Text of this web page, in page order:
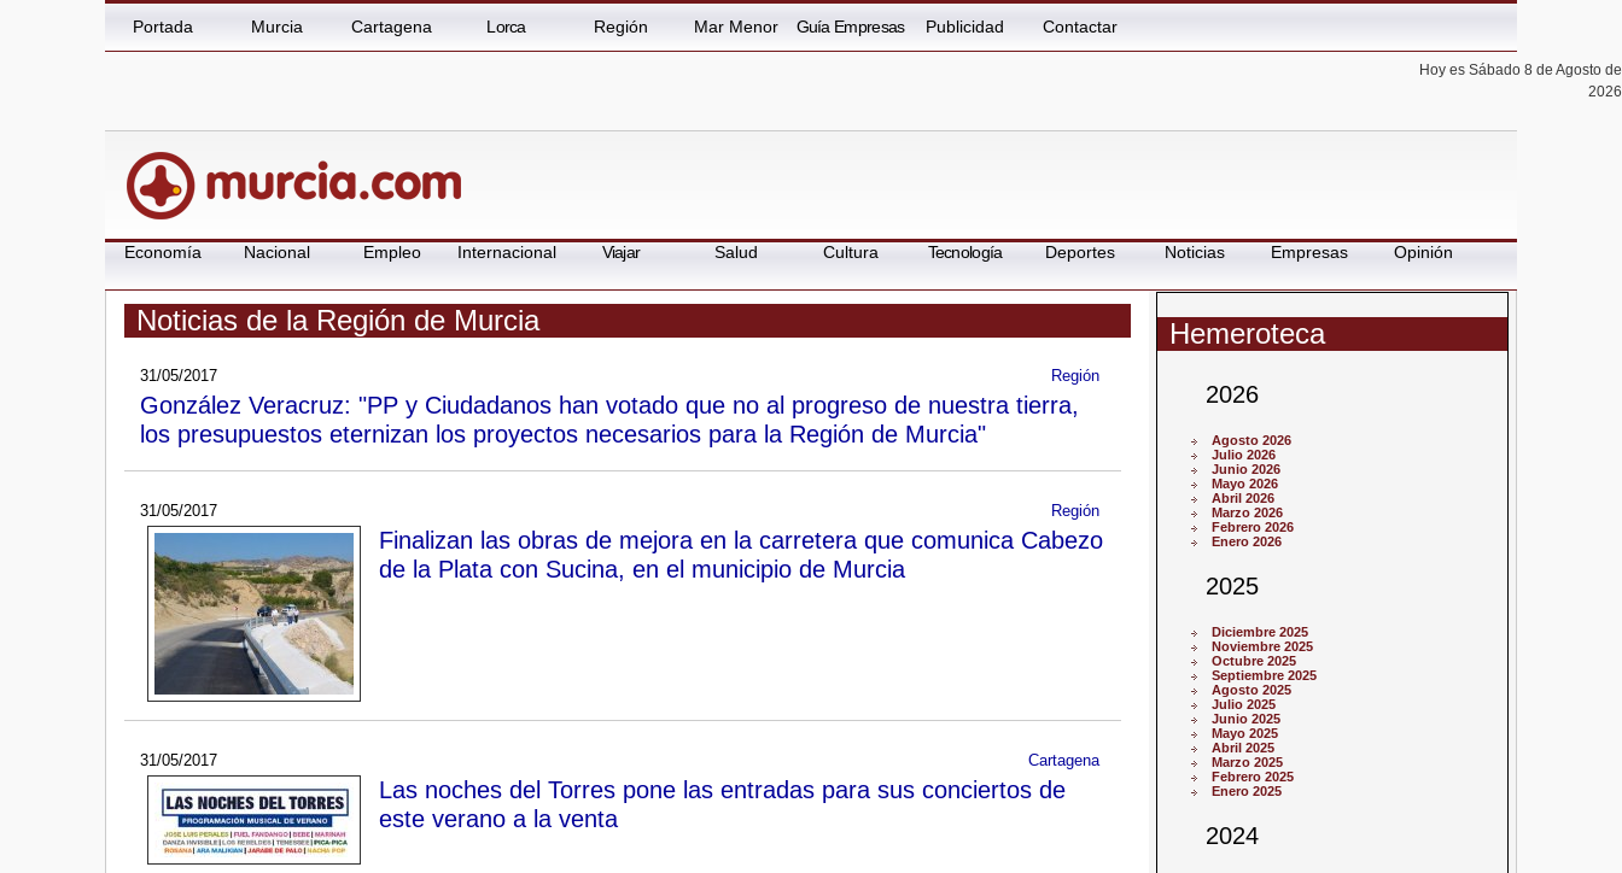
Portada Murcia Cartagena Lorca Región Mar Menor Guía Empresas Publicidad Contactar
Hoy es Sábado 8 de Agosto de
2026
Economía Nacional Empleo Internacional Viajar Salud Cultura Tecnología Deportes Noticias Empresas Opinión
Noticias de la Región de Murcia
31/05/2017 Región
González Veracruz: "PP y Ciudadanos han votado que no al progreso de nuestra tierra,
los presupuestos eternizan los proyectos necesarios para la Región de Murcia"
31/05/2017 Región
Finalizan las obras de mejora en la carretera que comunica Cabezo
de la Plata con Sucina, en el municipio de Murcia
31/05/2017 Cartagena
Las noches del Torres pone las entradas para sus conciertos de
este verano a la venta
Hemeroteca
2026
Agosto 2026
Julio 2026
Junio 2026
Mayo 2026
Abril 2026
Marzo 2026
Febrero 2026
Enero 2026
2025
Diciembre 2025
Noviembre 2025
Octubre 2025
Septiembre 2025
Agosto 2025
Julio 2025
Junio 2025
Mayo 2025
Abril 2025
Marzo 2025
Febrero 2025
Enero 2025
2024